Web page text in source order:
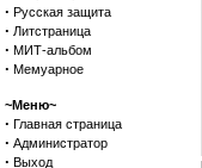
· Русская защита
· Литстраница
· МИТ-альбом
· Мемуарное
~Меню~
· Главная страница
· Администратор
· Выход